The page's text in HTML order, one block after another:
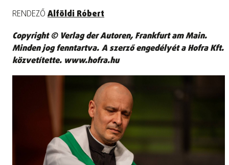
RENDEZŐ Alföldi Róbert
Copyright © Verlag der Autoren, Frankfurt am Main.
Minden jog fenntartva. A szerző engedélyét a Hofra Kft.
közvetítette. www.hofra.hu